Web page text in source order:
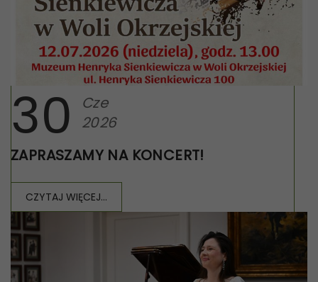
30
Cze
2026
ZAPRASZAMY NA KONCERT!
CZYTAJ WIĘCEJ...